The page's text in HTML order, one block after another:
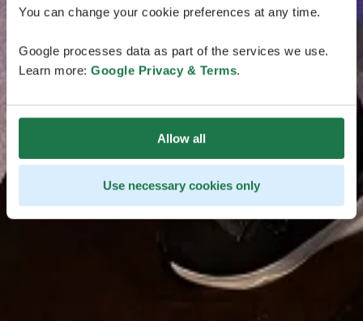
You can change your cookie preferences at any time.
Google processes data as part of the services we use.
Learn more: Google Privacy & Terms.
Allow all
Use necessary cookies only